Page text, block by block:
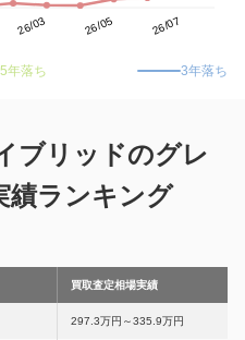
26/03 26/05 26/07
5年落ち 3年落ち
ブリッドのグレ
績ランキング
買取査定相場実績
297.3万円～335.9万円